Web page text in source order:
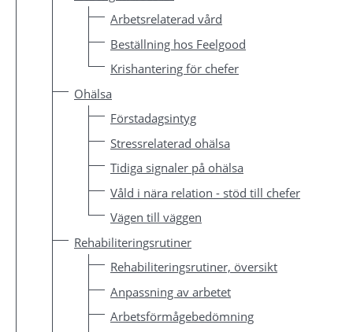
Arbetsrelaterad vård
Beställning hos Feelgood
Krishantering för chefer
Ohälsa
Förstadagsintyg
Stressrelaterad ohälsa
Tidiga signaler på ohälsa
Våld i nära relation - stöd till chefer
Vägen till väggen
Rehabiliteringsrutiner
Rehabiliteringsrutiner, översikt
Anpassning av arbetet
Arbetsförmågebedömning